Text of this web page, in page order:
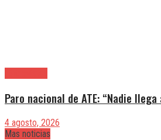
Paro nacional de ATE: “Nadie
4 agosto, 2026
Mas noticias